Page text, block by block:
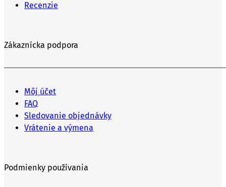
Recenzie
Zákaznícka podpora
Môj účet
FAQ
Sledovanie objednávky
Vrátenie a výmena
Podmienky používania